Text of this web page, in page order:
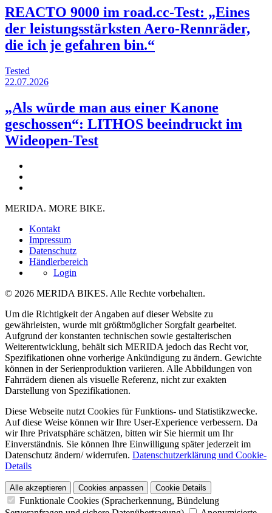
REACTO 9000 im road.cc-Test: „Eines
der leistungsstärksten Aero-Rennräder,
die ich je gefahren bin.“
Tested
22.07.2026
„Als würde man aus einer Kanone
geschossen“: LITHOS beeindruckt im
Wideopen-Test
MERIDA. MORE BIKE.
Kontakt
Impressum
Datenschutz
Händlerbereich
Login
© 2026 MERIDA BIKES. Alle Rechte vorbehalten.
Um die Richtigkeit der Angaben auf dieser Website zu
gewährleisten, wurde mit größtmöglicher Sorgfalt gearbeitet.
Aufgrund der konstanten technischen sowie gestalterischen
Weiterentwicklung, behält sich MERIDA jedoch das Recht vor,
Spezifikationen ohne vorherige Ankündigung zu ändern. Gewichte
können in der Serienproduktion variieren. Alle Abbildungen von
Fahrrädern dienen als visuelle Referenz, nicht zur exakten
Darstellung von Spezifikationen.
Diese Webseite nutzt Cookies für Funktions- und Statistikzwecke.
Auf diese Weise können wir Ihre User-Experience verbessern. Da
wir Ihre Privatsphäre schätzen, bitten wir Sie hiermit um Ihr
Einverständnis. Sie können Ihre Einwilligung später jederzeit im
Datenschutz ändern/ widerrufen. Datenschutzerklärung und Cookie-
Details
Alle akzeptieren Cookies anpassen Cookie Details
Funktionale Cookies (Spracherkennung, Bündelung